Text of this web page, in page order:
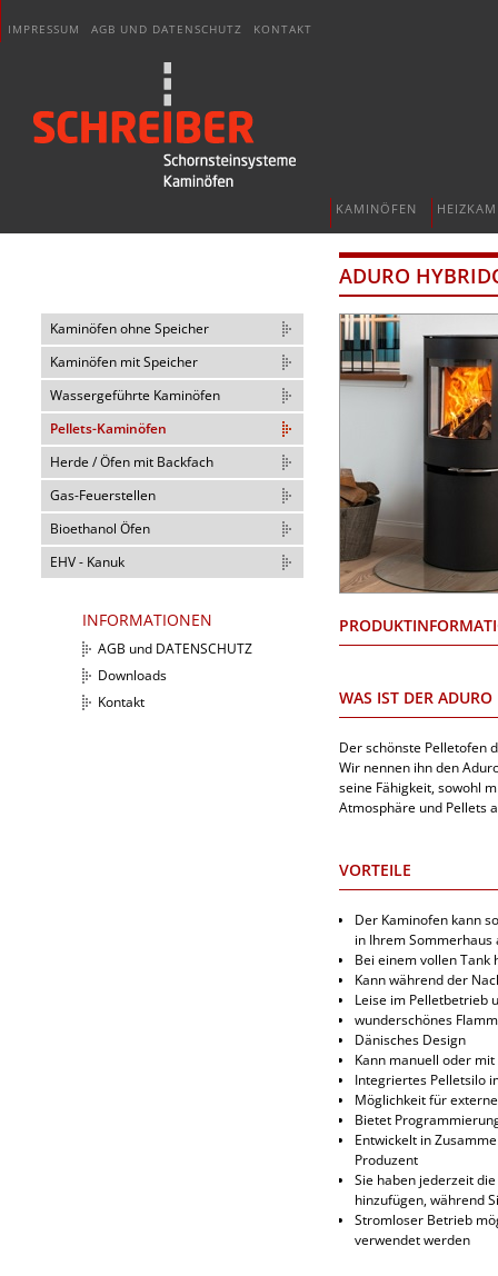
IMPRESSUM AGB UND DATENSCHUTZ KONTAKT
KAMINÖFEN
Kaminöfen ohne Speicher
Kaminöfen mit Speicher
Wassergeführte Kaminöfen
Pellets-Kaminöfen
Herde / Öfen mit Backfach
Gas-Feuerstellen
Bioethanol Öfen
EHV - Kanuk
ADURO
WAS IST DER ADURO
Der schönste Pelletofen
Wir nennen ihn den
seine Fähigkeit, sowohl
Atmosphäre und Pellets
VORTEILE
Der Kaminofen kann
in Ihrem Sommerhaus
Bei einem vollen Tank
Kann während der
Leise im Pelletbetrieb
wunderschönes
Dänisches Design
Kann manuell oder
Integriertes Pelletsilo
Möglichkeit für
Bietet
Entwickelt in
Produzent
Sie haben jederzeit
hinzufügen, während
Stromloser Betrieb
verwendet werden
INFORMATIONEN
AGB und DATENSCHUTZ
Downloads
Kontakt